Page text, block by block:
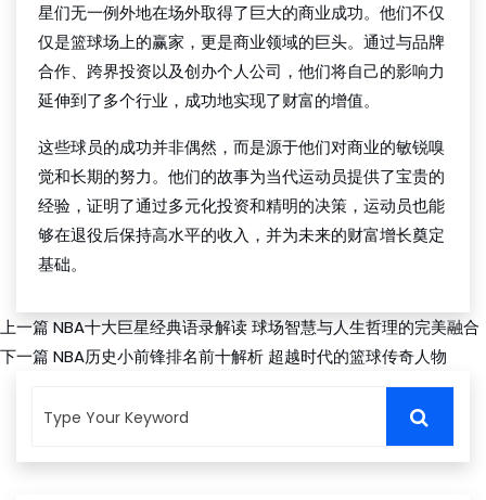
星们无一例外地在场外取得了巨大的商业成功。他们不仅
仅是篮球场上的赢家，更是商业领域的巨头。通过与品牌
合作、跨界投资以及创办个人公司，他们将自己的影响力
延伸到了多个行业，成功地实现了财富的增值。
这些球员的成功并非偶然，而是源于他们对商业的敏锐嗅
觉和长期的努力。他们的故事为当代运动员提供了宝贵的
经验，证明了通过多元化投资和精明的决策，运动员也能
够在退役后保持高水平的收入，并为未来的财富增长奠定
基础。
上一篇NBA十大巨星经典语录解读 球场智慧与人生哲理的完美融合
下一篇 NBA历史小前锋排名前十解析 超越时代的篮球传奇人物